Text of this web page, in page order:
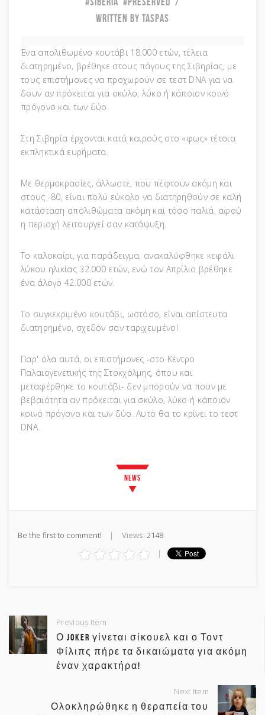
WRITTEN BY TASPAS
Ένα απολιθωμένο κουτάβι 18.000 ετών, τέλεια
διατηρημένο, βρέθηκε στους πάγους της Σιβηρίας, με
τους επιστήμονες να προχωρούν σε τεστ DNA για να
δουν αν πρόκειται για σκύλο, λύκο ή κάποιον κοινό
πρόγονο και των δύο.
Στη Σιβηρία έρχονται κατά καιρούς στο «φως» τέτοια
εκπληκτικά ευρήματα.
Με θερμοκρασίες, άλλωστε, που πέφτουν ακόμη και
στους -80, είναι πολύ εύκολο να διατηρηθούν σε καλή
κατάσταση απολιθώματα ακόμη και τόσο παλιά, αφού
η περιοχή λειτουργεί σαν κατάψυξη.
Το καλοκαίρι, για παράδειγμα, ανακαλύφθηκε κεφάλι
λύκου ηλικίας 32.000 ετών, ενώ τον Απρίλιο βρέθηκε
ένα άλογο 42.000 ετών.
Το συγκεκριμένο κουτάβι, ωστόσο, είναι απίστευτα
διατηρημένο, σχεδόν σαν ταριχευμένο!
Παρ' όλα αυτά, οι επιστήμονες -στο Κέντρο
Παλαιογενετικής της Στοκχόλμης, όπου και
μεταφέρθηκε το κουτάβι- δεν μπορούν να πουν με
βεβαιότητα αν πρόκειται για σκύλο, λύκο ή κάποιον
κοινό πρόγονο και των δύο. Αυτό θα το κρίνει το τεστ
DNA.
News
Be the first to comment! Views: 2148
Previous Item
Ο Joker γίνεται σίκουελ και ο Τοντ
Φίλιπς πήρε τα δικαιώματα για ακόμη
έναν χαρακτήρα!
Next Item
Ολοκληρώθηκε η θεραπεία του